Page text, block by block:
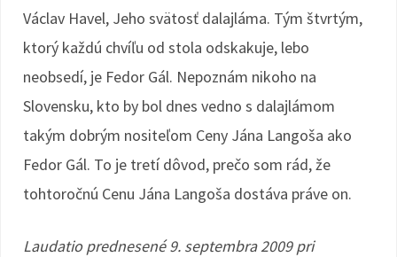
Václav Havel, Jeho svätosť dalajláma. Tým štvrtým,
ktorý každú chvíľu od stola odskakuje, lebo
neobsedí, je Fedor Gál. Nepoznám nikoho na
Slovensku, kto by bol dnes vedno s dalajlámom
takým dobrým nositeľom Ceny Jána Langoša ako
Fedor Gál. To je tretí dôvod, prečo som rád, že
tohtoročnú Cenu Jána Langoša dostáva práve on.
Laudatio prednesené 9. septembra 2009 pri